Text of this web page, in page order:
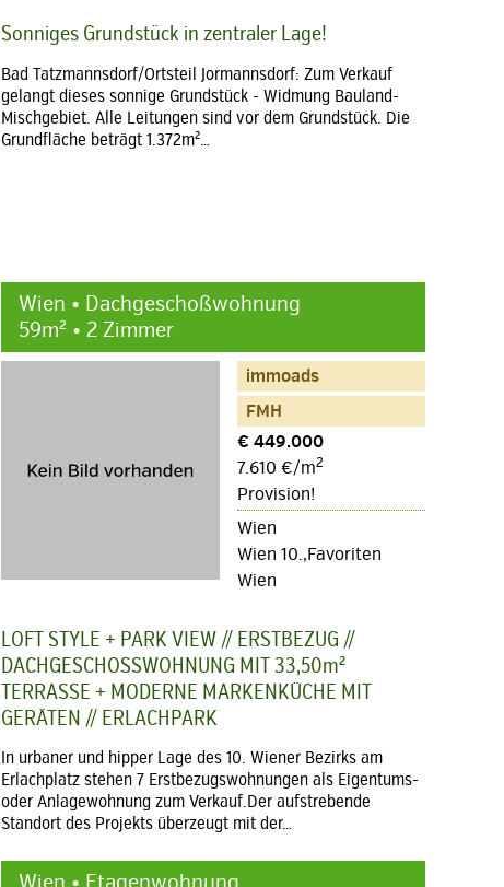
Sonniges Grundstück in zentraler Lage!
Bad Tatzmannsdorf/Ortsteil Jormannsdorf: Zum Verkauf
gelangt dieses sonnige Grundstück - Widmung Bauland-
Mischgebiet. Alle Leitungen sind vor dem Grundstück. Die
Grundfläche beträgt 1.372m²…
Wien • Dachgeschoßwohnung
59m² • 2 Zimmer
immoads
FMH
€ 449.000
7.610 €/m2
Provision!
Wien
Wien 10.,Favoriten
Wien
LOFT STYLE + PARK VIEW // ERSTBEZUG //
DACHGESCHOSSWOHNUNG MIT 33,50m²
TERRASSE + MODERNE MARKENKÜCHE MIT
GERÄTEN // ERLACHPARK
In urbaner und hipper Lage des 10. Wiener Bezirks am
Erlachplatz stehen 7 Erstbezugswohnungen als Eigentums-
oder Anlagewohnung zum Verkauf.Der aufstrebende
Standort des Projekts überzeugt mit der…